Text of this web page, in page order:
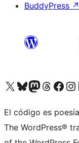
BuddyPress ↗
Visita nuestra cuenta de X (anteriormente Twitter)
Visita nuestra cuenta de Bluesky
Visita nuestra cuenta de
Visita nuestra cuenta de
Visita nuestra
Visita
El código es
The WordPress®